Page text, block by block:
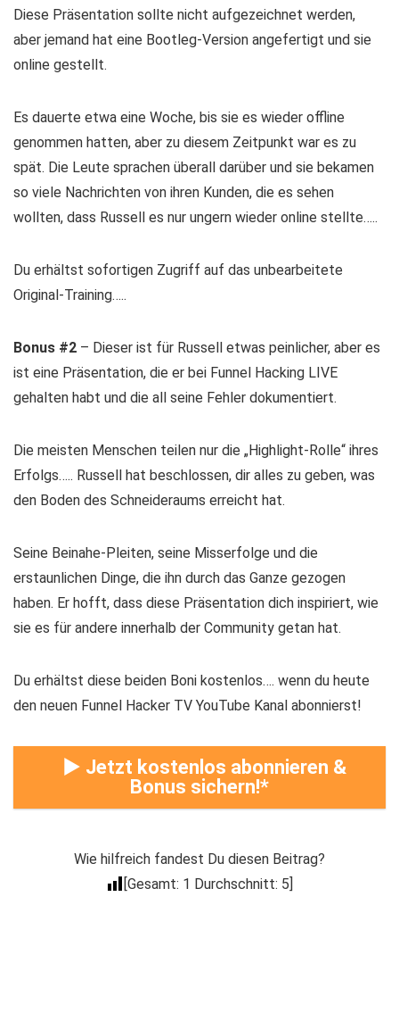
Diese Präsentation sollte nicht aufgezeichnet werden,
aber jemand hat eine Bootleg-Version angefertigt und sie
online gestellt.
Es dauerte etwa eine Woche, bis sie es wieder offline
genommen hatten, aber zu diesem Zeitpunkt war es zu
spät. Die Leute sprachen überall darüber und sie bekamen
so viele Nachrichten von ihren Kunden, die es sehen
wollten, dass Russell es nur ungern wieder online stellte…..
Du erhältst sofortigen Zugriff auf das unbearbeitete
Original-Training…..
Bonus #2 – Dieser ist für Russell etwas peinlicher, aber es
ist eine Präsentation, die er bei Funnel Hacking LIVE
gehalten habt und die all seine Fehler dokumentiert.
Die meisten Menschen teilen nur die „Highlight-Rolle“ ihres
Erfolgs….. Russell hat beschlossen, dir alles zu geben, was
den Boden des Schneideraums erreicht hat.
Seine Beinahe-Pleiten, seine Misserfolge und die
erstaunlichen Dinge, die ihn durch das Ganze gezogen
haben. Er hofft, dass diese Präsentation dich inspiriert, wie
sie es für andere innerhalb der Community getan hat.
Du erhältst diese beiden Boni kostenlos…. wenn du heute
den neuen Funnel Hacker TV YouTube Kanal abonnierst!
► Jetzt kostenlos abonnieren &
Bonus sichern!
Wie hilfreich fandest Du diesen Beitrag?
[Gesamt: 1 Durchschnitt: 5]